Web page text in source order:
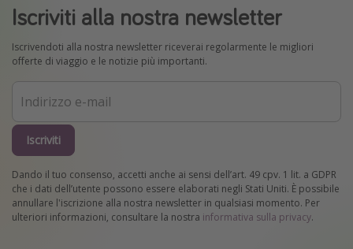
Iscriviti alla nostra newsletter
Iscrivendoti alla nostra newsletter riceverai regolarmente le migliori
offerte di viaggio e le notizie più importanti.
Iscriviti
Dando il tuo consenso, accetti anche ai sensi dell’art. 49 cpv. 1 lit. a GDPR
che i dati dell’utente possono essere elaborati negli Stati Uniti. È possibile
annullare l'iscrizione alla nostra newsletter in qualsiasi momento. Per
ulteriori informazioni, consultare la nostra informativa sulla privacy.